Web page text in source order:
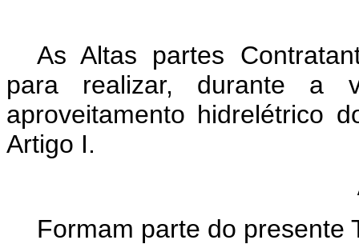
As Altas partes
para realizar, durante a
aproveitamento hidrelétrico
Artigo I.
Formam parte do presente